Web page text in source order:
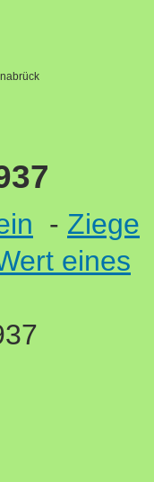
- Ziege
eines